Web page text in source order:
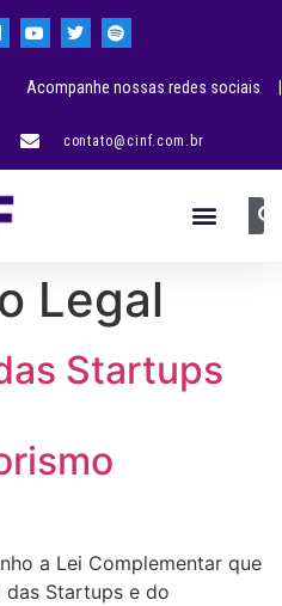
contato@cinf.com.br
Acompanhe nossas redes sociais |
Legal
Startups
a Lei Complementar que
Startups e do